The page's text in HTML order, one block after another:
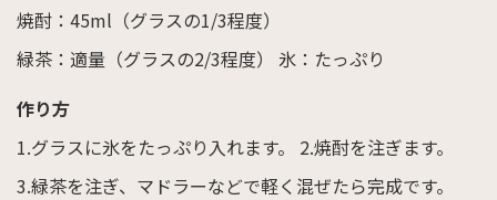
焼酎：45ml（グラスの1/3程度）
緑茶：適量（グラスの2/3程度）
氷：たっぷり
作り方
グラスに氷をたっぷり入れます。
焼酎を注ぎます。
緑茶を注ぎ、マドラーなどで軽く混ぜたら完成です。